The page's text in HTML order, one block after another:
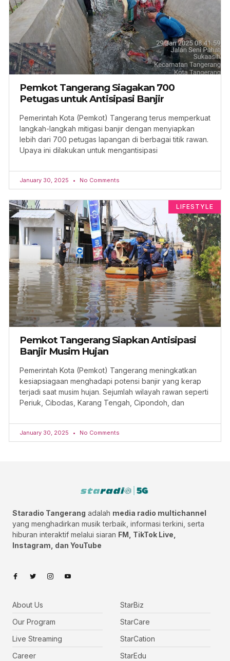
Pemkot Tangerang Siagakan 700
Petugas untuk Antisipasi Banjir
Pemerintah Kota (Pemkot) Tangerang terus memperkuat
langkah-langkah mitigasi banjir dengan menyiapkan
lebih dari 700 petugas lapangan di berbagai titik rawan.
Upaya ini dilakukan untuk mengantisipasi
January 30, 2025 No Comments
LIFESTYLE
Pemkot Tangerang Siapkan Antisipasi
Banjir Musim Hujan
Pemerintah Kota (Pemkot) Tangerang meningkatkan
kesiapsiagaan menghadapi potensi banjir yang kerap
terjadi saat musim hujan. Sejumlah wilayah rawan seperti
Periuk, Cibodas, Karang Tengah, Cipondoh, dan
January 30, 2025 No Comments
Staradio Tangerang adalah media radio multichannel
yang menghadirkan musik terbaik, informasi terkini, serta
hiburan interaktif melalui siaran FM, TikTok Live,
Instagram, dan YouTube
About Us
Our Program
Live Streaming
Career
StarBiz
StarCare
StarCation
StarEdu